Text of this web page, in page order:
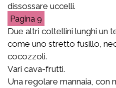
dissossare uccelli.
9
Due altri coltellini lunghi un
come uno stretto fusillo,
cocozzoli.
Vari cava-frutti.
Una regolare mannaia, con